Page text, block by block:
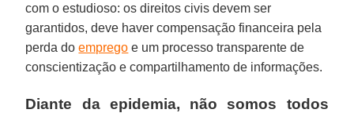
com o estudioso: os direitos civis devem ser
garantidos, deve haver compensação financeira pela
perda doemprego e um processo transparente de
conscientização e compartilhamento de informações.
Diante da epidemia, não somos todos